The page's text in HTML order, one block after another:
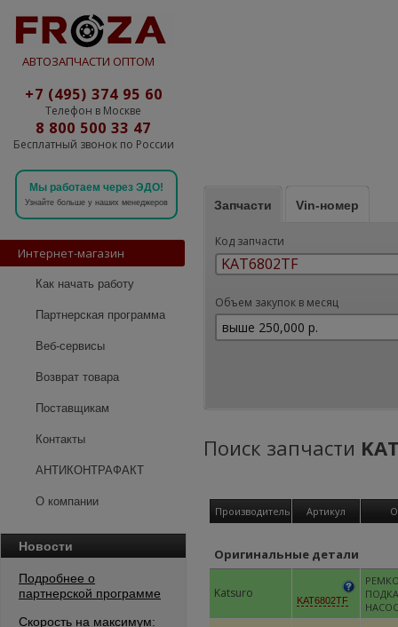
АВТОЗАПЧАСТИ ОПТОМ
+7 (495) 374 95 60
Телефон в Москве
8 800 500 33 47
Бесплатный звонок по России
Мы работаем через ЭДО!
Узнайте больше у наших менеджеров
Интернет-магазин
Как начать работу
Партнерская программа
Веб-сервисы
Возврат товара
Поставщикам
Контакты
АНТИКОНТРАФАКТ
О компании
Новости
Подробнее о
партнерской программе
Скорость на максимум:
Запчасти Vin-номер
Код запчасти
Объем закупок в месяц
Поиск запчасти
Производитель Артикул
Оригинальные детали
Katsuro KAT6802TF